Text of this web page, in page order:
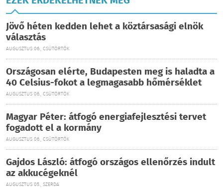
Jövő héten kedden lehet a köztársasági elnök
választás
AUGUSZTUS 06., CSÜTÖRTÖK
Országosan elérte, Budapesten meg is haladta a
40 Celsius-fokot a legmagasabb hőmérséklet
AUGUSZTUS 06., CSÜTÖRTÖK
Magyar Péter: átfogó energiafejlesztési tervet
fogadott el a kormány
AUGUSZTUS 06., CSÜTÖRTÖK
Gajdos László: átfogó országos ellenőrzés indult
az akkucégeknél
AUGUSZTUS 05., SZERDA